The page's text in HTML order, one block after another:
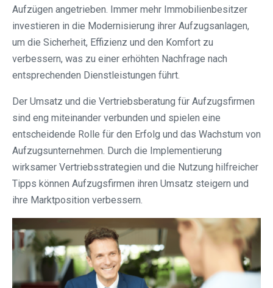
Aufzügen angetrieben. Immer mehr Immobilienbesitzer
investieren in die Modernisierung ihrer Aufzugsanlagen,
um die Sicherheit, Effizienz und den Komfort zu
verbessern, was zu einer erhöhten Nachfrage nach
entsprechenden Dienstleistungen führt.
Der Umsatz und die Vertriebsberatung für Aufzugsfirmen
sind eng miteinander verbunden und spielen eine
entscheidende Rolle für den Erfolg und das Wachstum von
Aufzugsunternehmen. Durch die Implementierung
wirksamer Vertriebsstrategien und die Nutzung hilfreicher
Tipps können Aufzugsfirmen ihren Umsatz steigern und
ihre Marktposition verbessern.